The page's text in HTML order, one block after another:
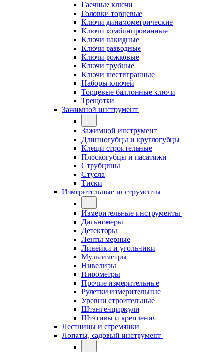
Гаечные ключи
Головки торцевые
Ключи динамометрические
Ключи комбинированные
Ключи накидные
Ключи разводные
Ключи рожковые
Ключи трубные
Ключи шестигранные
Наборы ключей
Торцевые баллонные ключи
Трещотки
Зажимной инструмент
Зажимной инструмент
Длинногубцы и круглогубцы
Клещи строительные
Плоскогубцы и пасатижи
Струбцины
Стусла
Тиски
Измерительные инструменты
Измерительные инструменты
Дальномеры
Детекторы
Ленты мерные
Линейки и угольники
Мультиметры
Нивелиры
Пирометры
Прочие измерительные
Рулетки измерительные
Уровни строительные
Штангенциркули
Штативы и крепления
Лестницы и стремянки
Лопаты, садовый инструмент